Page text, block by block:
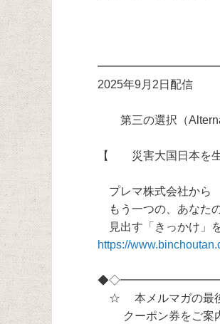
2025年9月2日配信
第三の選択（
【 災害大国日本を
プレマ株式会社から
もう一つの、あなた
見出す「きっかけ」
https://
☆ 本メルマガの最
クーポン券をご案